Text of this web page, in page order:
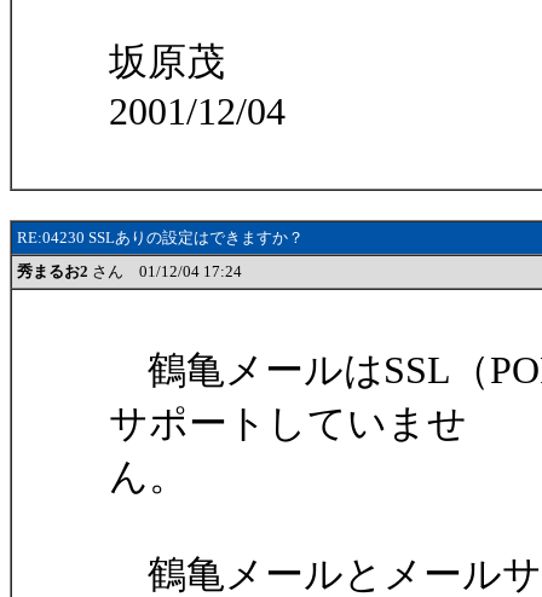
坂原茂
2001/12/04
RE:04230 SSLありの設定はできますか？
秀まるお2 さん 01/12/04 17:24
鶴亀メールはSSL（
サポートしていませ
ん。
鶴亀メールとメール